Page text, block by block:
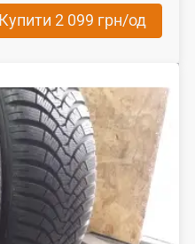
Купити2 099 грн/од